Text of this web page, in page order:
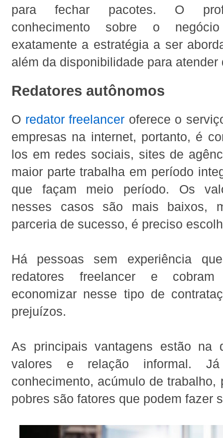
para fechar pacotes. O
conhecimento sobre o
exatamente a estratégia a ser
além da disponibilidade para atender
Redatores autônomos
O redator freelancer oferece o
empresas na internet, portanto, é
los em redes sociais, sites de
maior parte trabalha em período
que façam meio período. Os
nesses casos são mais baixos,
parceria de sucesso, é preciso
Há pessoas sem experiência
redatores freelancer e
economizar nesse tipo de
prejuízos.
As principais vantagens estão na
valores e relação informal.
conhecimento, acúmulo de trabalho,
pobres são fatores que podem fazer